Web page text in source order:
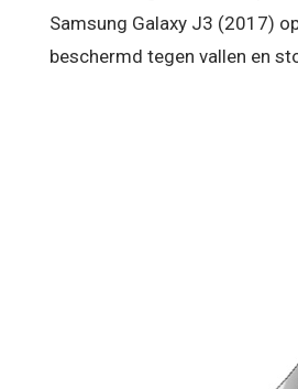
Samsung Galaxy J3 (2017)
beschermd tegen vallen en